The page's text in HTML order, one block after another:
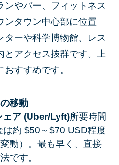
ンやバー、フィットネス
ンタウン中心部に位置
ターや科学博物館、レス
とアクセス抜群です。上
すすめです。
移動
ェア (Uber/Lyft)所要時間
約 $50～$70 USD程度
動）。最も早く、直接
です。